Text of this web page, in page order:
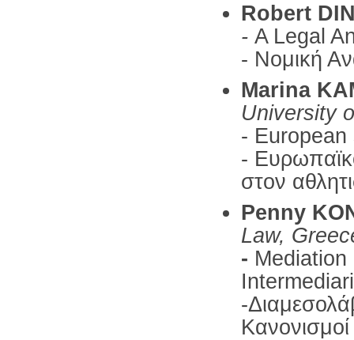
Robert
- A Legal
- Νομική
Marina
University
-
-
στον
Penny
Law,
-
-